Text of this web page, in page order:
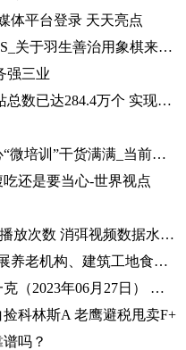
体平台登录 天天亮点
羽生善治用象棋来锻炼决断力DS_关于羽生善治用象棋来锻炼决断力DS介绍
强三业
中国信通院副院长：我国5G基站总数已达284.4万个 实现“县县通5G”_热消息
大兴区天宫院街道政务服务中心“微培训”干货满满_当前快看
还是要当心-世界视点
B站陈睿：将用播放分钟数替代播放次数 消弭视频数据水分|通讯
为期5个月！云南三部门联合开展养老机构、建筑工地食堂食品安全专项检查 天天热讯
彩金群英会金币价格今天多少一克（2023年06月27日） 最新
科林斯A 老鹰避税甩卖F+
吗？